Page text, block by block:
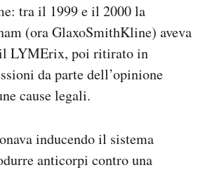
tra il 1999 e il 2000 la
(ora GlaxoSmithKline) aveva
LYMErix, poi ritirato in
da parte dell’opinione
cause legali.
inducendo il sistema
anticorpi contro una